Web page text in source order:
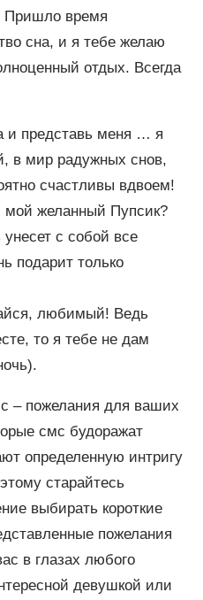
Пришло время
сна, и я тебе желаю
отдых. Всегда
и представь меня … я
в мир радужных снов,
счастливы вдвоем!
мой желанный Пупсик?
с собой все
подарит только
любимый! Ведь
то я тебе не дам
– пожелания для ваших
смс будоражат
определенную интригу
старайтесь
выбирать короткие
пожелания
в глазах любого
девушкой или